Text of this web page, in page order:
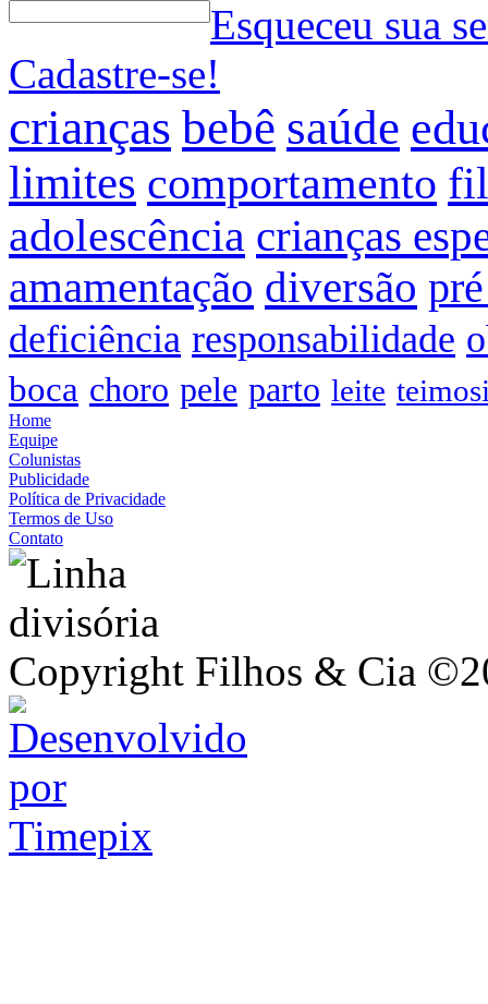
Esqueceu sua
Cadastre-se!
crianças bebê saúde
limites comportamento
adolescência crianças
amamentação diversão
deficiência responsabilidade
boca choro pele parto leite
Home
Equipe
Colunistas
Publicidade
Política de Privacidade
Termos de Uso
Contato
Copyright Filhos & Cia